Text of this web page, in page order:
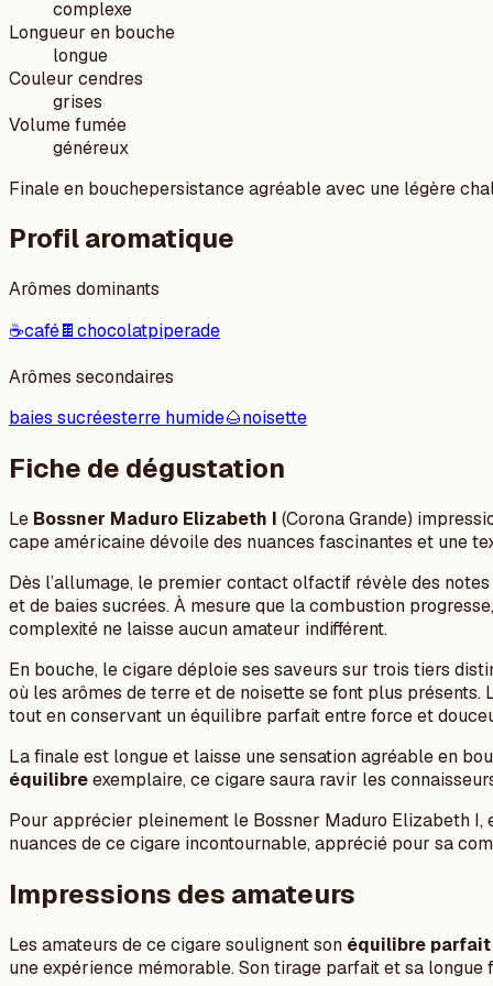
complexe
Longueur en bouche
longue
Couleur cendres
grises
Volume fumée
généreux
Finale en bouchepersistance agréable avec une légère
Profil aromatique
Arômes dominants
☕café🍫chocolatpiperade
Arômes secondaires
baies sucréesterre humide🌰noisette
Fiche de dégustation
Le Bossner Maduro Elizabeth I (Corona Grande)
cape américaine dévoile des nuances fascinantes et une
Dès l’allumage, le premier contact olfactif révèle des
et de baies sucrées. À mesure que la combustion
complexité ne laisse aucun amateur indifférent.
En bouche, le cigare déploie ses saveurs sur trois tiers
où les arômes de terre et de noisette se font plus
tout en conservant un équilibre parfait entre force et
La finale est longue et laisse une sensation agréable en
équilibreexemplaire, ce cigare saura ravir les
Pour apprécier pleinement le Bossner Maduro Elizabeth
nuances de ce cigare incontournable, apprécié pour sa
Impressions des amateurs
Les amateurs de ce cigare soulignent son équilibre parfait
une expérience mémorable. Son tirage parfait et sa